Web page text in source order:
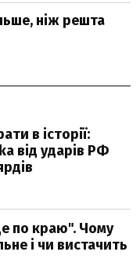
ніж решта
в історії:
від ударів РФ
по краю". Чому
і чи вистачить